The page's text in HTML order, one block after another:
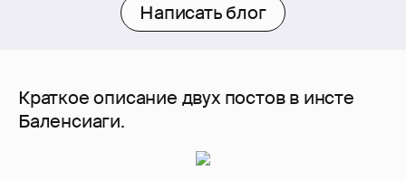
Написать блог
Краткое описание двух постов в инсте
Баленсиаги.